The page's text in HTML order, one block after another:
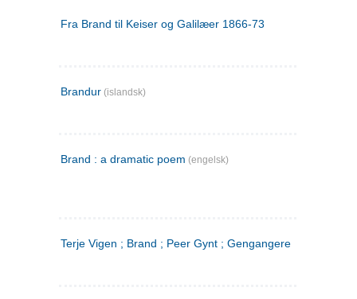
Fra Brand til Keiser og Galilæer 1866-73
Brandur (islandsk)
Brand : a dramatic poem (engelsk)
Terje Vigen ; Brand ; Peer Gynt ; Gengangere